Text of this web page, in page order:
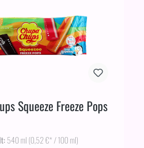
Squeeze Freeze Pops
540 ml (0,52 €* / 100 ml)